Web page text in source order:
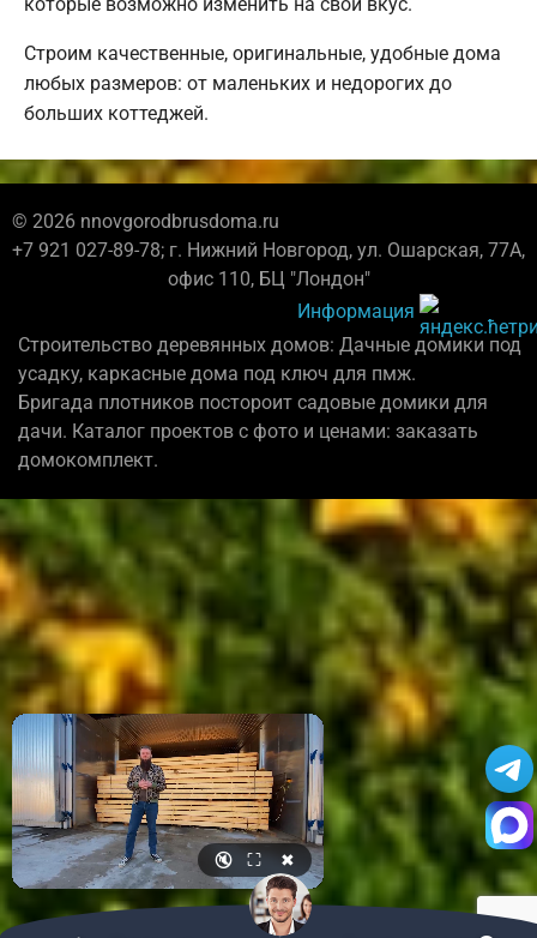
Строим качественные, оригинальные, удобные дома
любых размеров: от маленьких и недорогих до
больших коттеджей.
© 2026 nnovgorodbrusdoma.ru
+7 921 027-89-78; г. Нижний Новгород, ул. Ошарская, 77А,
офис 110, БЦ "Лондон"
Информация
Строительство деревянных домов: Дачные домики под
усадку, каркасные дома под ключ для пмж.
Бригада плотников постороит садовые домики для
дачи. Каталог проектов с фото и ценами: заказать
домокомплект.
🔇 ⛶ ✖